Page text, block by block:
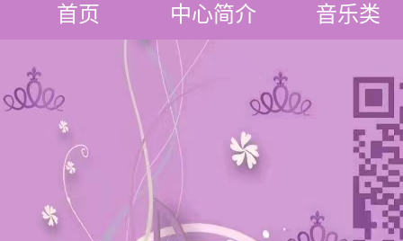
首页 中心简介 音乐类